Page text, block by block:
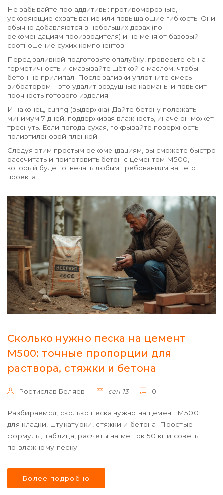
Не забывайте про аддитивы: противоморозные,
ускоряющие схватывание или повышающие гибкость. Они
обычно добавляются в небольших дозах (по
рекомендациям производителя) и не меняют базовый
соотношение сухих компонентов.
Перед заливкой подготовьте опалубку, проверьте её на
герметичность и смазывайте щёткой с маслом, чтобы
бетон не прилипал. После заливки уплотните смесь
вибратором – это удалит воздушные карманы и повысит
прочность готового изделия.
И наконец, curing (выдержка). Дайте бетону полежать
минимум 7 дней, поддерживая влажность, иначе он может
треснуть. Если погода сухая, покрывайте поверхность
полиэтиленовой пленкой.
Следуя этим простым рекомендациям, вы сможете быстро
рассчитать и приготовить бетон с цементом М500,
который будет отвечать любым требованиям вашего
проекта.
Сколько нужно песка на цемент
М500: точные пропорции для
раствора, стяжки и бетона
Ростислав Беляев сен 13 0
Разбираемся, сколько песка нужно на цемент М500:
для кладки, штукатурки, стяжки и бетона. Простые
формулы, таблица, расчёты на мешок 50 кг и советы
по влажному песку.
Более подробно